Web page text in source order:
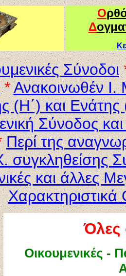
Ο
Δ
Σύνοδοι
*Ανακοινωθέν Ι.
(Η΄) και
Σύνοδος
Περί της
συγκληθείσης
και άλλες
Όλες
Οικουμενικές -